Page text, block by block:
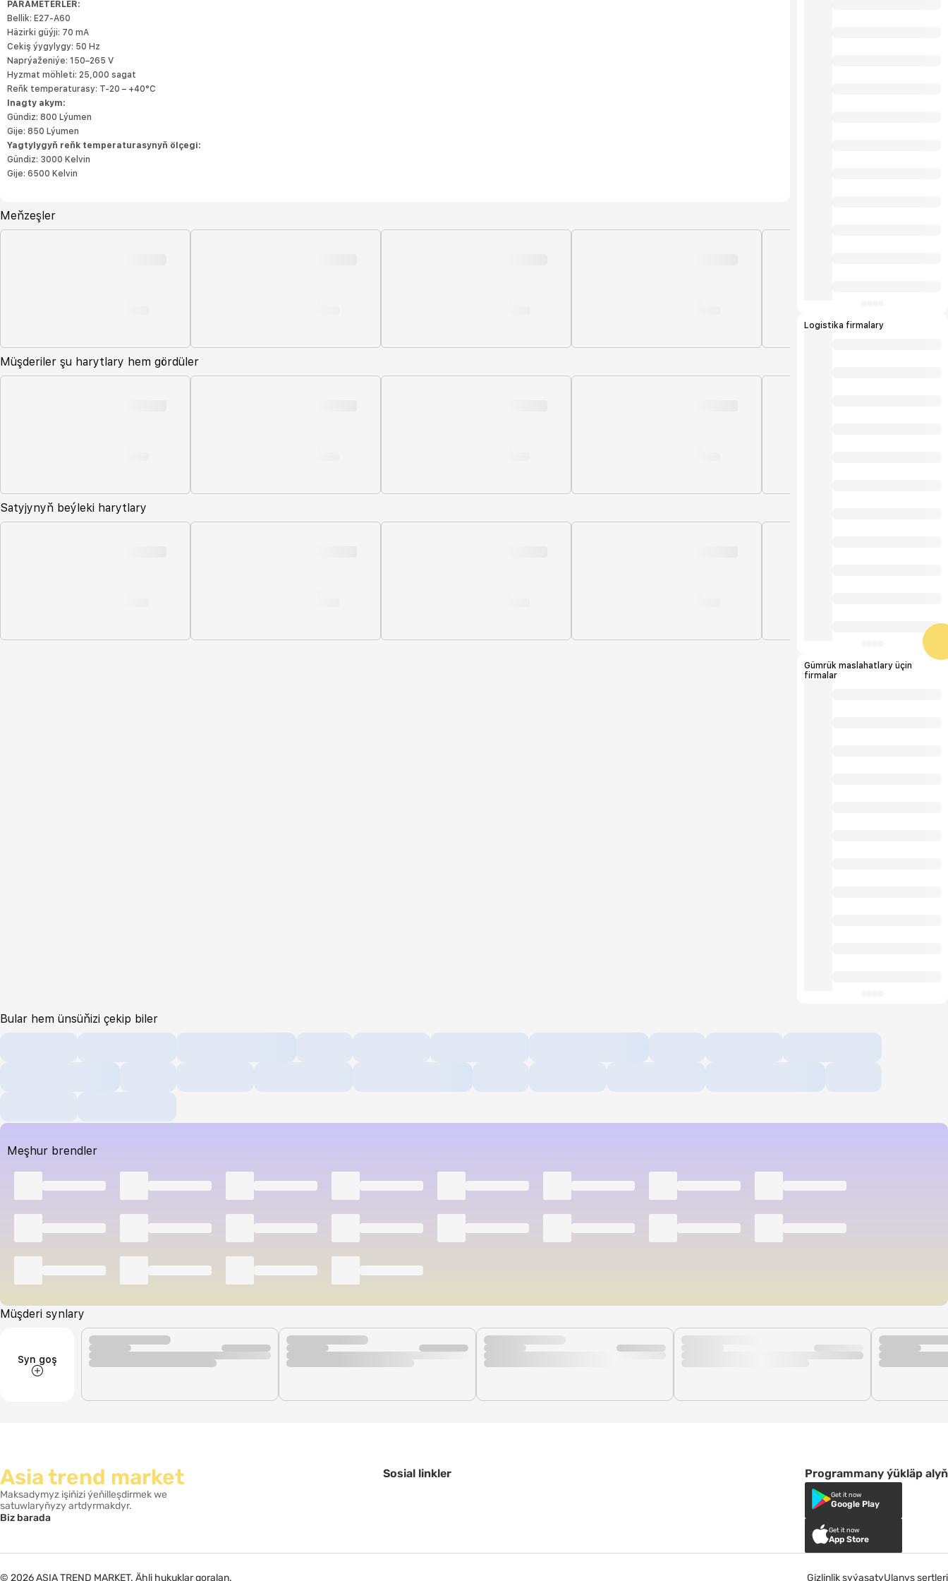
PARAMETERLER:
Bellik: E27-A60
Häzirki güýji: 70 mA
Cekiş ýygylygy: 50 Hz
Naprýaženiýe: 150–265 V
Hyzmat möhleti: 25,000 sagat
Reňk temperaturasy: T-20 – +40°C
Inagty akym:
Gündiz: 800 Lýumen
Gije: 850 Lýumen
Yagtylygyň reňk temperaturasynyň ölçegi:
Gündiz: 3000 Kelvin
Gije: 6500 Kelvin
Meňzeşler
Müşderiler şu harytlary hem gördüler
Satyjynyň beýleki harytlary
Logistika firmalary
Gümrük maslahatlary üçin
firmalar
Bular hem ünsüňizi çekip biler
Meşhur brendler
Müşderi synlary
Syn goş
Asia trend market
Maksadymyz işiňizi ýeňilleşdirmek we
satuwlaryňyzy artdyrmakdyr.
Biz barada
Sosial linkler Programmany ýükläp alyň
Get it now
Google Play
Get it now
App Store
© 2026 ASIA TREND MARKET. Ähli hukuklar goralan. Gizlinlik syýasatyUlanyş şertleri